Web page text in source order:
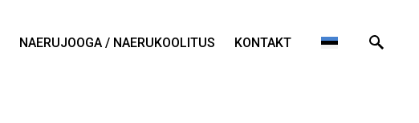
NAERUJOOGA / NAERUKOOLITUS KONTAKT